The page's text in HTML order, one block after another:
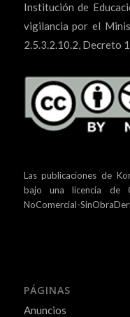
Institución de
vigilancia por el
2.5.3.2.10.2, Decreto
Las publicaciones de
bajo unalicencia de
NoComercial-
PÁGINAS
Anuncios